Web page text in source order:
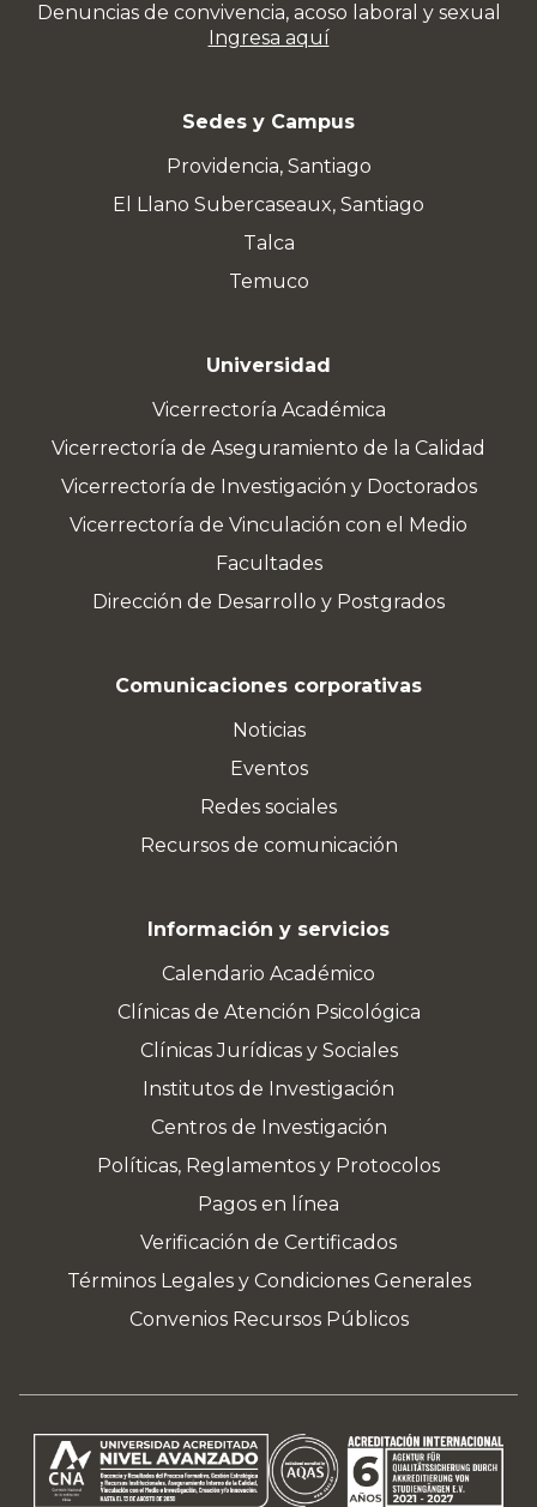
Denuncias de convivencia, acoso laboral y sexual
Ingresa aquí
Sedes y Campus
Providencia, Santiago
El Llano Subercaseaux, Santiago
Talca
Temuco
Universidad
Vicerrectoría Académica
Vicerrectoría de Aseguramiento de la Calidad
Vicerrectoría de Investigación y Doctorados
Vicerrectoría de Vinculación con el Medio
Facultades
Dirección de Desarrollo y Postgrados
Comunicaciones corporativas
Noticias
Eventos
Redes sociales
Recursos de comunicación
Información y servicios
Calendario Académico
Clínicas de Atención Psicológica
Clínicas Jurídicas y Sociales
Institutos de Investigación
Centros de Investigación
Políticas, Reglamentos y Protocolos
Pagos en línea
Verificación de Certificados
Términos Legales y Condiciones Generales
Convenios Recursos Públicos